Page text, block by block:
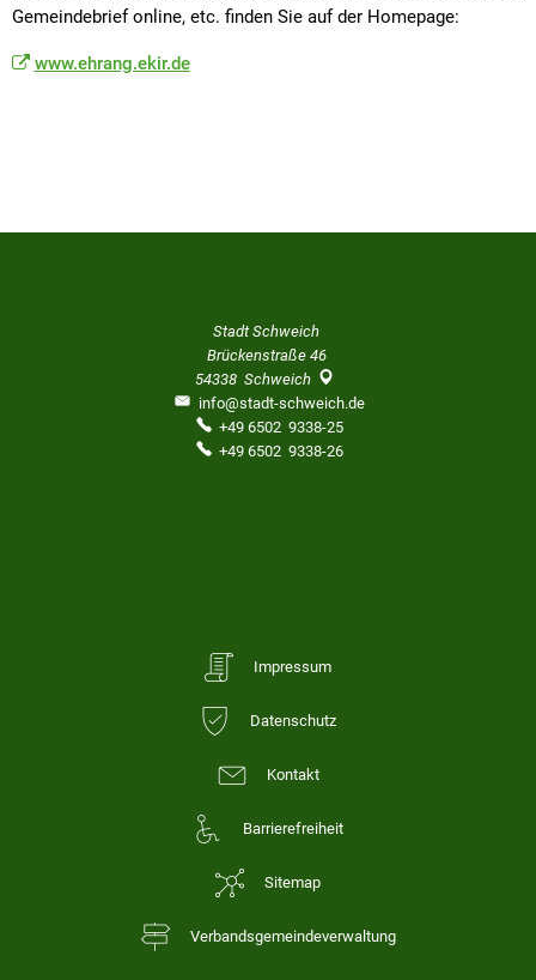
Gemeindebrief online, etc. finden Sie auf der Homepage:
www.ehrang.ekir.de
Stadt Schweich
Brückenstraße 46
54338 Schweich
info@stadt-schweich.de
+49 6502 9338-25
+49 6502 9338-26
Impressum
Datenschutz
Kontakt
Barrierefreiheit
Sitemap
Verbandsgemeindeverwaltung